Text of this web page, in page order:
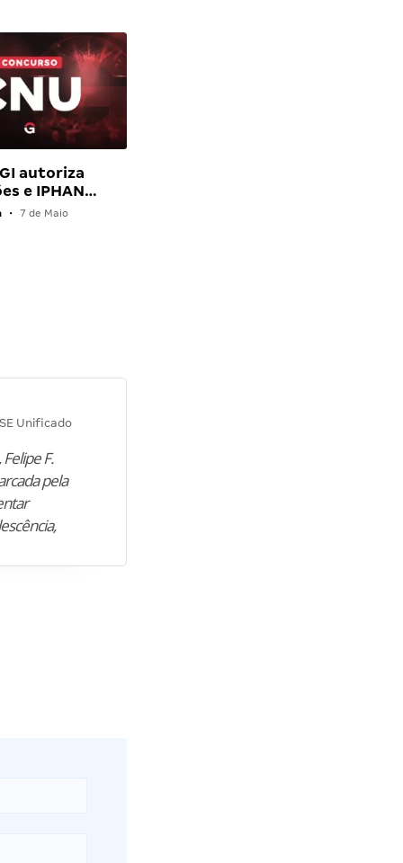
autoriza
e IPHAN…
• 7 de Maio
Unificado
Felipe F.
pela